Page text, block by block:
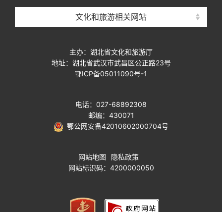
文化和旅游相关网站
主办：湖北省文化和旅游厅
地址：湖北省武汉市武昌区公正路23号
鄂ICP备05011090号-1
电话：027-68892308
邮编：430071
鄂公网安备42010602000704号
网站地图
隐私政策
网站标识码：4200000050